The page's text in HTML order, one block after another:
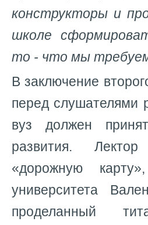
конструкторы и
школе
то - что мы
В заключение
перед слушателями
вуз должен
развития.
«дорожную
университета
проделанный